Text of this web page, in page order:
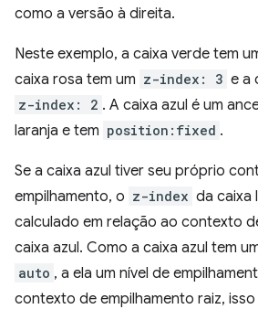
como a versão à direita.
Neste exemplo, a caixa verde tem
caixa rosa tem um z-index: 3 e a
z-index: 2 . A caixa azul é um
laranja e tem position:fixed .
Se a caixa azul tiver seu próprio
empilhamento, o z-index da caixa
calculado em relação ao contexto
caixa azul. Como a caixa azul tem
auto , a ela um nível de
contexto de empilhamento raiz,